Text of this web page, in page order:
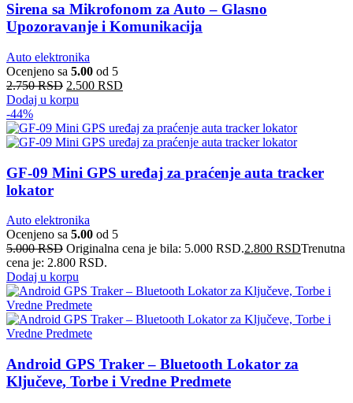
Sirena sa Mikrofonom za Auto – Glasno
Upozoravanje i Komunikacija
Auto elektronika
Ocenjeno sa 5.00 od 5
2.750RSD 2.500 RSD
Dodaj u korpu
-44%
GF-09 Mini GPS uređaj za praćenje auta tracker
lokator
Auto elektronika
Ocenjeno sa 5.00 od 5
5.000RSD Originalna cena je bila: 5.000 RSD.2.800 RSDTrenutna
cena je: 2.800 RSD.
Dodaj u korpu
Android GPS Traker – Bluetooth Lokator za
Ključeve, Torbe i Vredne Predmete